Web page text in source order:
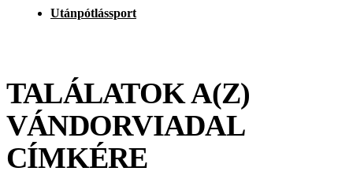
Utánpótlássport
TALÁLATOK A(Z)
VÁNDORVIADAL
CÍMKÉRE